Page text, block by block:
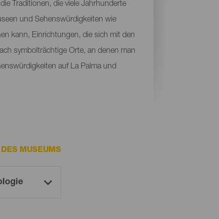
Traditionen, die viele Jahrhunderte
und Sehenswürdigkeiten wie
kann, Einrichtungen, die sich mit den
symbolträchtige Orte, an denen man
auf La Palma und
MUSEUMS